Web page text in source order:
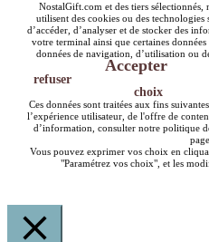
NostalGift.com et des tiers sélectionnés,
utilisent des cookies ou des
d’accéder, d’analyser et de stocker des
votre terminal ainsi que certaines données
données de navigation, d’utilisation ou
Accepter
refuser
choix
Ces données sont traitées aux fins
l’expérience utilisateur, de l'offre de
d’information, consulter notre politique
Vous pouvez exprimer vos choix en
"Paramétrez vos choix", et les